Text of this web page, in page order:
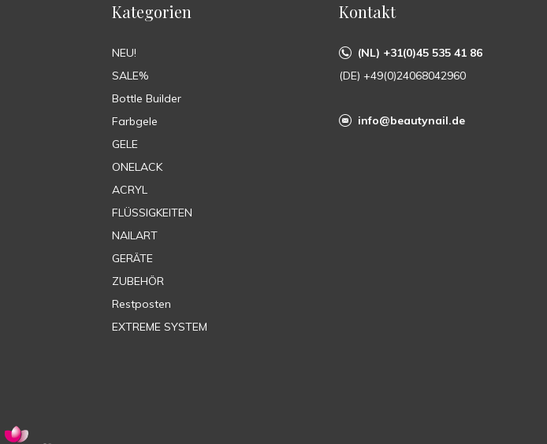
Kategorien
NEU!
SALE%
Bottle Builder
Farbgele
GELE
ONELACK
ACRYL
FLÜSSIGKEITEN
NAILART
GERÄTE
ZUBEHÖR
Restposten
EXTREME SYSTEM
Kontakt
(NL) +31(0)45 535 41 86
(DE) +49(0)24068042960
info@beautynail.de